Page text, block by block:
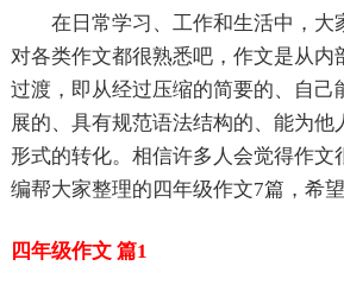
在日常学习、工作和生活中，大
对各类作文都很熟悉吧，作文是从内
过渡，即从经过压缩的简要的、自己
展的、具有规范语法结构的、能为他
形式的转化。相信许多人会觉得作文
编帮大家整理的四年级作文7篇，希
四年级作文 篇1